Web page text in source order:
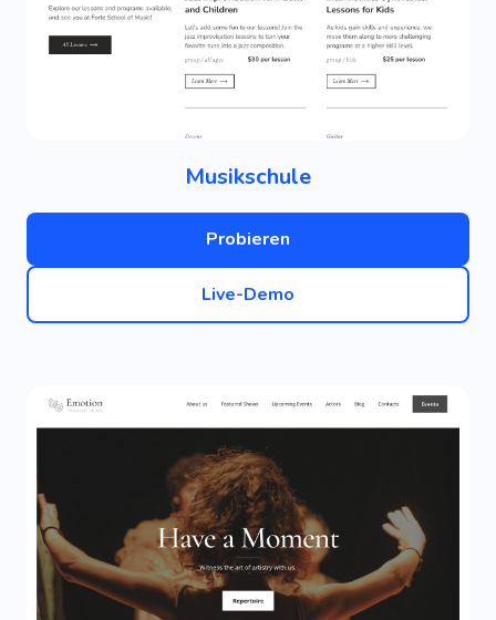
Musikschule
Probieren
Live-Demo